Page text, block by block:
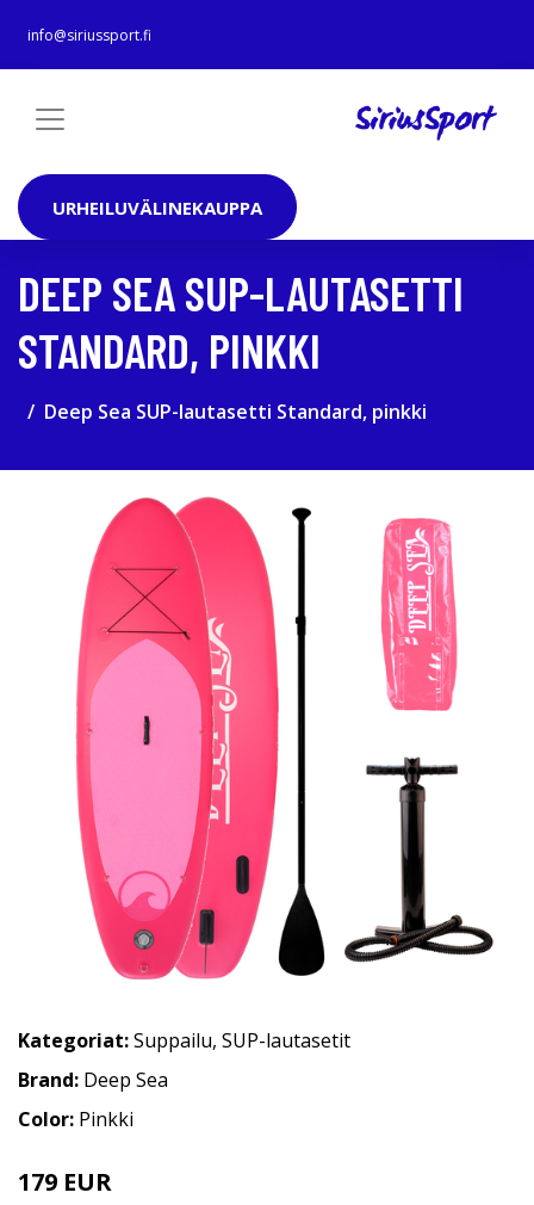
info@siriussport.fi
URHEILUVÄLINEKAUPPA
DEEP SEA SUP-LAUTASETTI
STANDARD, PINKKI
Deep Sea SUP-lautasetti Standard, pinkki
Kategoriat:Suppailu, SUP-lautasetit
Brand: Deep Sea
Color: Pinkki
179 EUR